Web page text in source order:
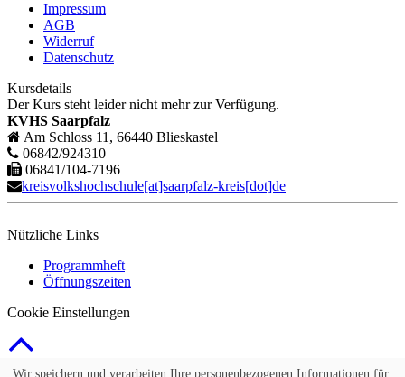
Impressum
AGB
Widerruf
Datenschutz
Kursdetails
Der Kurs steht leider nicht mehr zur Verfügung.
KVHS Saarpfalz
Am Schloss 11, 66440 Blieskastel
06842/924310
06841/104-7196
kreisvolkshochschule[at]saarpfalz-kreis[dot]de
Nützliche Links
Programmheft
Öffnungszeiten
Cookie Einstellungen
© 2026 Kubus Software GmbH
Wir speichern und verarbeiten Ihre personenbezogenen Informationen für